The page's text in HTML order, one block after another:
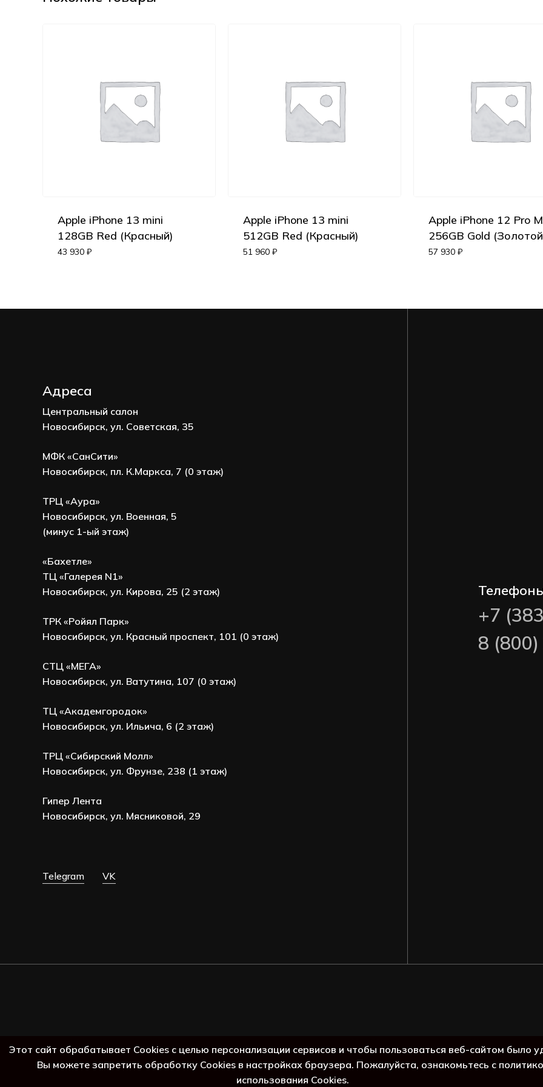
Apple iPhone 13 mini
128GB Red (Красный)
43 930 ₽
Apple iPhone 13 mini
512GB Red (Красный)
51 960 ₽
Apple iPhone 12 Pro
256GB Gold
57 930 ₽
Адреса
Центральный салон
Новосибирск, ул. Советская, 35
МФК «СанСити»
Новосибирск, пл. К.Маркса, 7 (0 этаж)
ТРЦ «Аура»
Новосибирск, ул. Военная, 5
(минус 1-ый этаж)
«Бахетле»
ТЦ «Галерея N1»
Новосибирск, ул. Кирова, 25 (2 этаж)
ТРК «Ройял Парк»
Новосибирск, ул. Красный проспект, 101 (0 этаж)
СТЦ «МЕГА»
Новосибирск, ул. Ватутина, 107 (0 этаж)
ТЦ «Академгородок»
Новосибирск, ул. Ильича, 6 (2 этаж)
ТРЦ «Сибирский Молл»
Новосибирск, ул. Фрунзе, 238 (1 этаж)
Гипер Лента
Новосибирск, ул. Мясниковой, 29
Telegram VK
+7
8
Этот сайт обрабатывает Cookies с целью персонализации сервисов и чтобы пользоваться веб-сайтом было
Вы можете запретить обработку Cookies в настройках браузера. Пожалуйста, ознакомьтесь с
использования Cookies.